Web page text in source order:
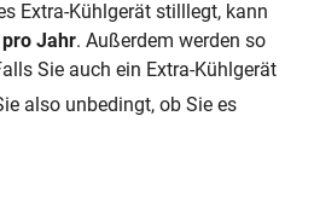
Extra-Kühlgerät stilllegt, kann
Jahr. Außerdem werden so
Sie auch ein Extra-Kühlgerät
also unbedingt, ob Sie es